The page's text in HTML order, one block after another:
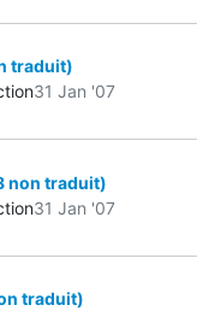
traduit)
31 Jan '07
non traduit)
31 Jan '07
traduit)